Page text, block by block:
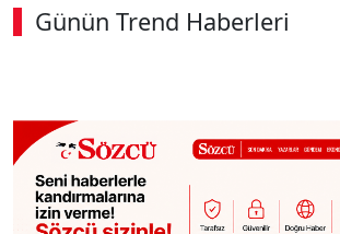
Günün Trend Haberleri